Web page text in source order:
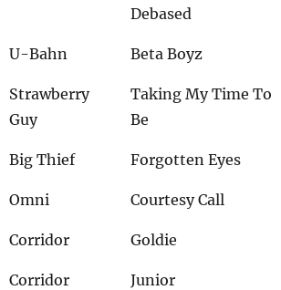
Debased
U-Bahn Beta Boyz
Strawberry
Guy
Taking My Time To
Be
Big Thief Forgotten Eyes
Omni Courtesy Call
Corridor Goldie
Corridor Junior